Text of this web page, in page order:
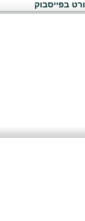
בפייסבוק